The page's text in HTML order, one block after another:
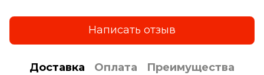
Написать отзыв
Доставка Оплата Преимущества